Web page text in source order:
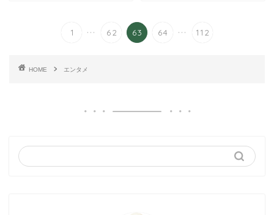
1 ... 62 63 64 ... 112
HOME エンタメ